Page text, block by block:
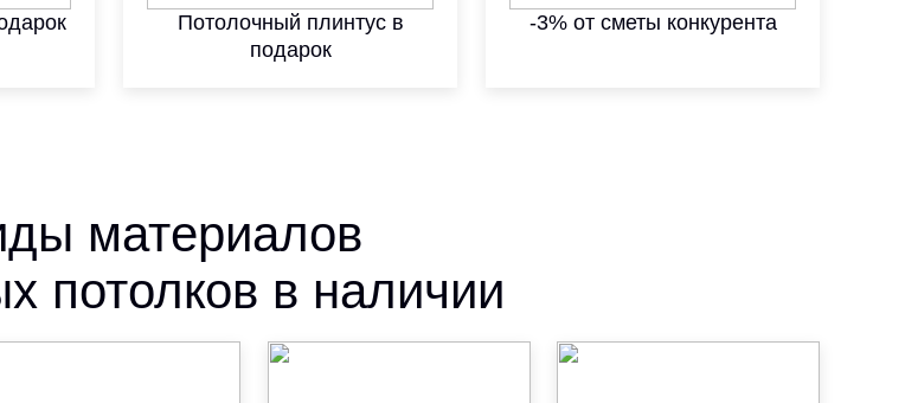
Потолочный плинтус в
подарок
-3% от сметы конкурента
материалов
потолков в наличии